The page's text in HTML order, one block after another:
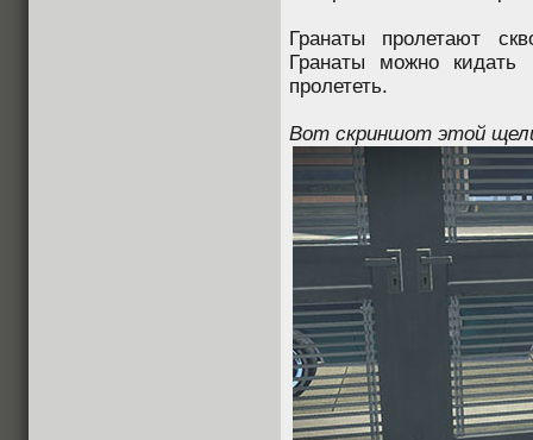
Гранаты пролетают
Гранаты можно
пролететь.
Вот скриншот этой